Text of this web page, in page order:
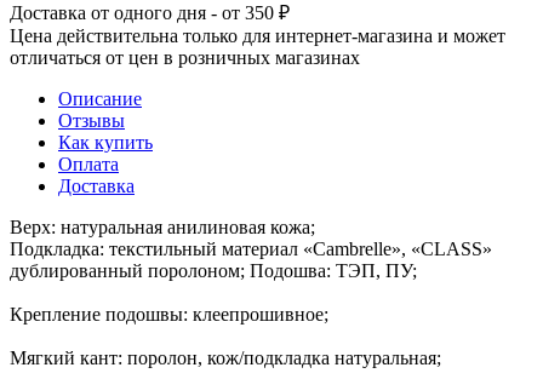
Доставка от одного дня - от 350 ₽
Цена действительна только для интернет-магазина и может
отличаться от цен в розничных магазинах
Описание
Отзывы
Как купить
Оплата
Доставка
Верх: натуральная анилиновая кожа;
Подкладка: текстильный материал «Cambrelle», «CLASS»
дублированный поролоном; Подошва: ТЭП, ПУ;
Крепление подошвы: клеепрошивное;
Мягкий кант: поролон, кож/подкладка натуральная;